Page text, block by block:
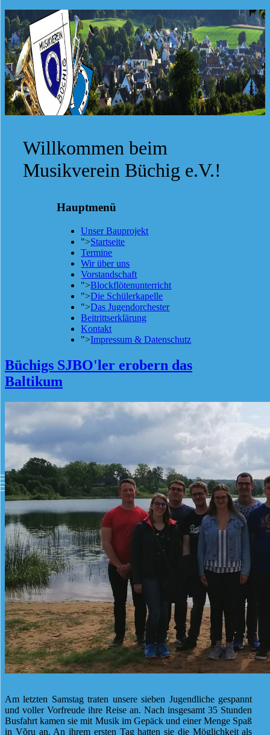
Willkommen beim
Musikverein Büchig e.V.!
Hauptmenü
Unser Bauprojekt
">Startseite
Termine
Wir über uns
Vorstandschaft
">Blockflötenunterricht
">Die Schülerkapelle
">Das Jugendorchester
Beitrittserklärung
Kontakt
">Impressum & Datenschutz
Büchigs SJBO'ler erobern das
Baltikum
Am letzten Samstag traten unsere sieben Jugendliche gespannt
und voller Vorfreude ihre Reise an. Nach insgesamt 35 Stunden
Busfahrt kamen sie mit Musik im Gepäck und einer Menge Spaß
in Võru an. An ihrem ersten Tag hatten sie die Möglichkeit als